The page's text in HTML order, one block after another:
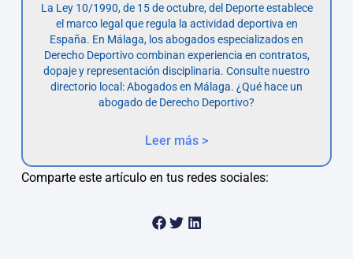
La Ley 10/1990, de 15 de octubre, del Deporte establece
el marco legal que regula la actividad deportiva en
España. En Málaga, los abogados especializados en
Derecho Deportivo combinan experiencia en contratos,
dopaje y representación disciplinaria. Consulte nuestro
directorio local: Abogados en Málaga. ¿Qué hace un
abogado de Derecho Deportivo?
Leer más >
Comparte este artículo en tus redes sociales: